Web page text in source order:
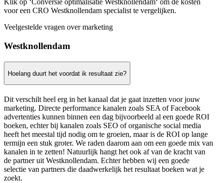
Klik op ‘Conversie optimalisatie Westknollendam‘ om de kosten
voor een CRO Westknollendam specialist te vergelijken.
Veelgestelde vragen over marketing
Westknollendam
Hoelang duurt het voordat ik resultaat zie?
Dit verschilt heel erg in het kanaal dat je gaat inzetten voor jouw
marketing. Directe performance kanalen zoals SEA of Facebook
advertenties kunnen binnen een dag bijvoorbeeld al een goede ROI
boeken, echter bij kanalen zoals SEO of organische social media
heeft het meestal tijd nodig om te groeien, maar is de ROI op lange
termijn een stuk groter. We raden daarom aan om een goede mix van
kanalen in te zetten! Natuurlijk hangt het ook af van de kracht van
de partner uit Westknollendam. Echter hebben wij een goede
selectie van partners die daadwerkelijk het resultaat boeken wat je
zoekt.